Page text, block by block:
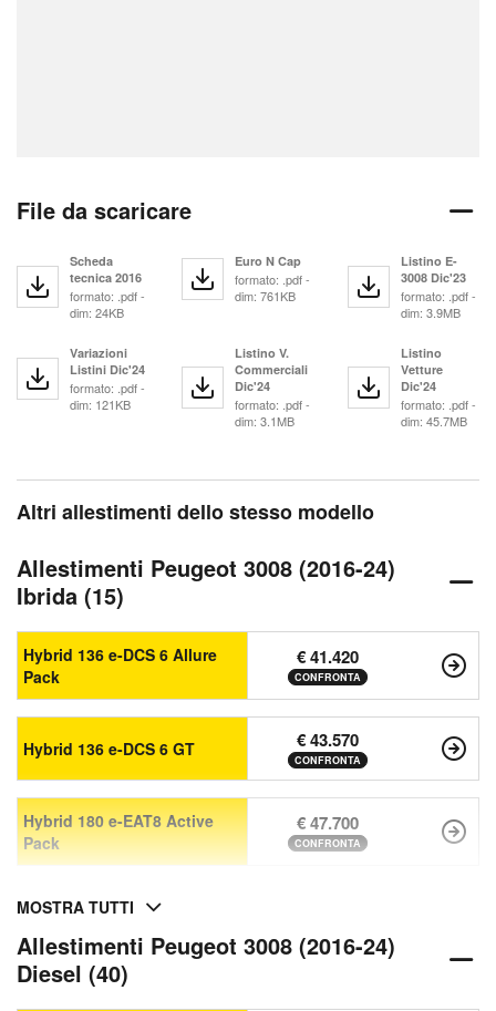
File da scaricare
Scheda
tecnica 2016
formato: .pdf -
dim: 24KB
Euro N Cap
formato: .pdf -
dim: 761KB
Listino E-
3008 Dic'23
formato: .pdf -
dim: 3.9MB
Variazioni
Listini Dic'24
formato: .pdf -
dim: 121KB
Listino V.
Commerciali
Dic'24
formato: .pdf -
dim: 3.1MB
Listino
Vetture
Dic'24
formato: .pdf -
dim: 45.7MB
Altri allestimenti dello stesso modello
Allestimenti Peugeot 3008 (2016-24)
Ibrida (15)
Hybrid 136 e-DCS 6 Allure
Pack
€ 41.420
CONFRONTA
Hybrid 136 e-DCS 6 GT € 43.570
CONFRONTA
Hybrid 180 e-EAT8 Active
Pack
€ 47.700
CONFRONTA
MOSTRA TUTTI
Allestimenti Peugeot 3008 (2016-24)
Diesel (40)